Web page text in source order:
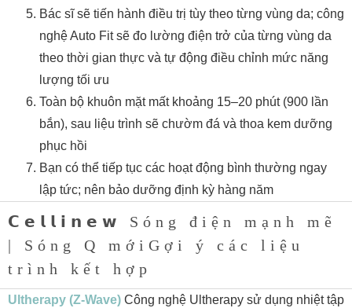
Bác sĩ sẽ tiến hành điều trị tùy theo từng vùng da; công
nghệ Auto Fit sẽ đo lường điện trở của từng vùng da
theo thời gian thực và tự động điều chỉnh mức năng
lượng tối ưu
Toàn bộ khuôn mặt mất khoảng 15–20 phút (900 lần
bắn), sau liệu trình sẽ chườm đá và thoa kem dưỡng
phục hồi
Bạn có thể tiếp tục các hoạt động bình thường ngay
lập tức; nên bảo dưỡng định kỳ hàng năm
𝗖𝗲𝗹𝗹𝗶𝗻𝗲𝘄 Sóng điện mạnh mẽ
| Sóng Q mớiGợi ý các liệu
trình kết hợp
Ultherapy (Z-Wave) Công nghệ Ultherapy sử dụng nhiệt tập